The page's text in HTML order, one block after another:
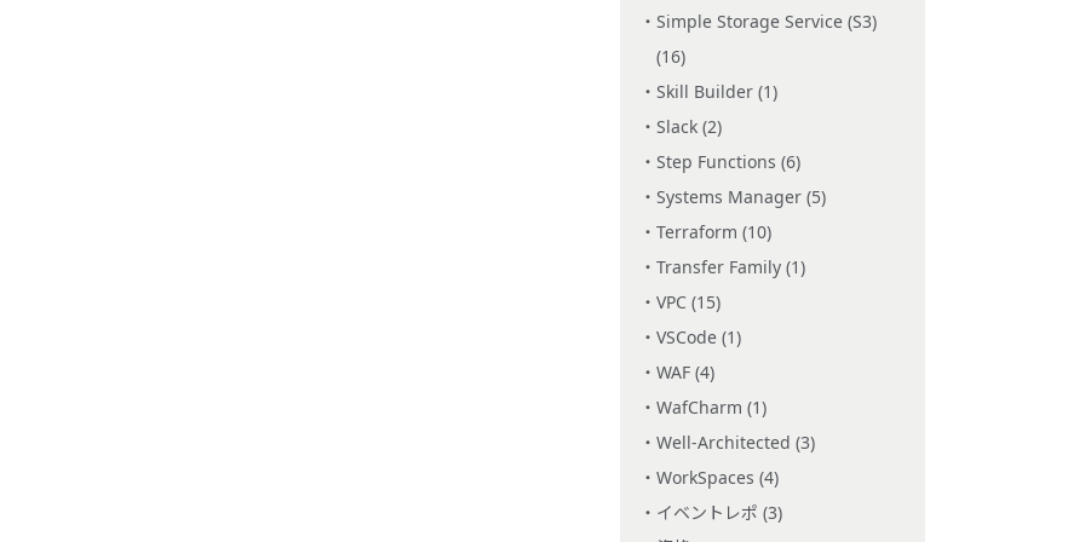
Simple Storage Service (S3)
(16)
Skill Builder (1)
Slack (2)
Step Functions (6)
Systems Manager (5)
Terraform (10)
Transfer Family (1)
VPC (15)
VSCode (1)
WAF (4)
WafCharm (1)
Well-Architected (3)
WorkSpaces (4)
イベントレポ (3)